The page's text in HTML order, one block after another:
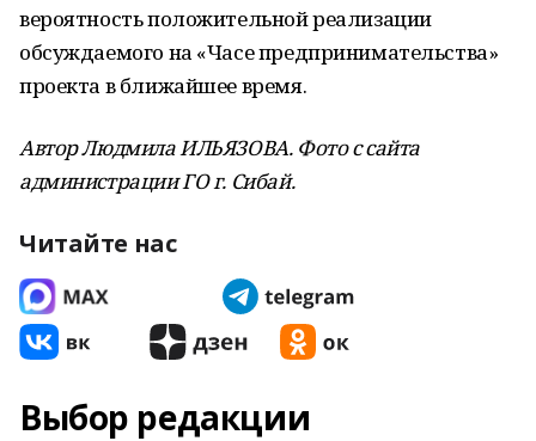
вероятность положительной реализации
обсуждаемого на «Часе предпринимательства»
проекта в ближайшее время.
Автор Людмила ИЛЬЯЗОВА. Фото с сайта
администрации ГО г. Сибай.
Читайте нас
Выбор редакции